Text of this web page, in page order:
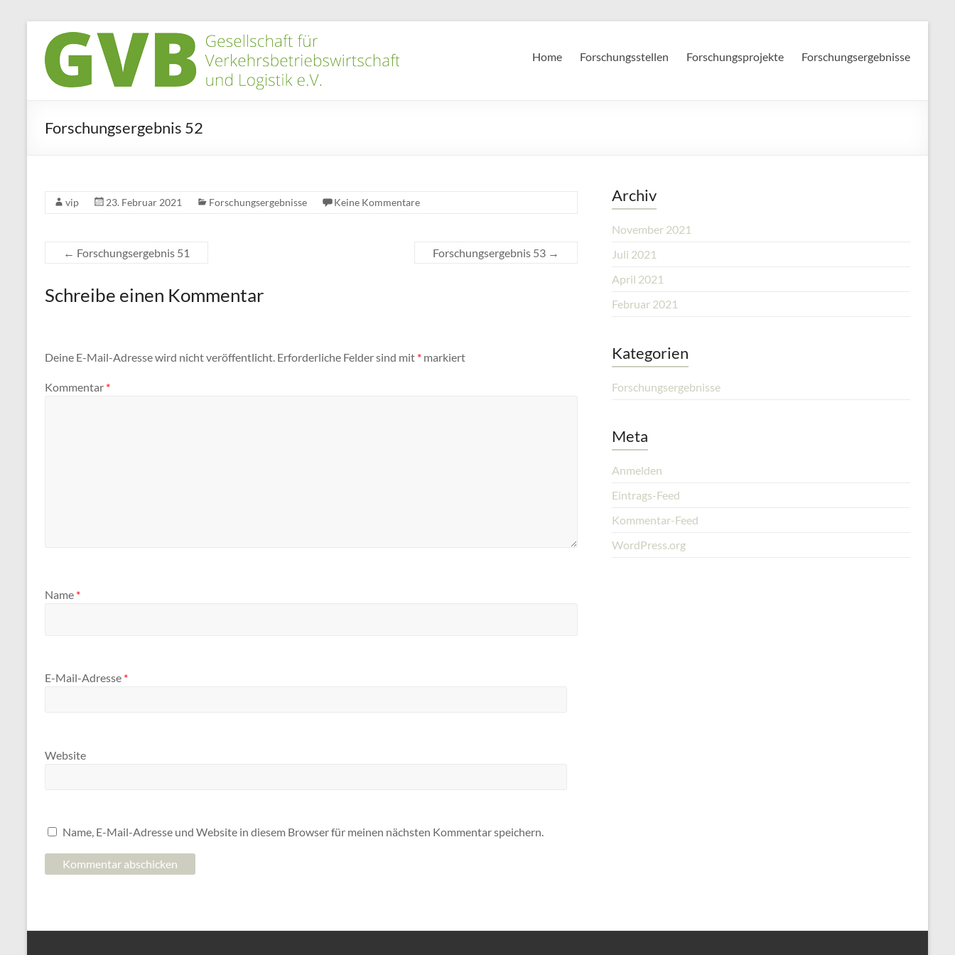
Inhalt
springen
GVB
e.V.
für
innovative
Home Forschungsstellen Forschungsprojekte Forschungsergebnisse
Forschungsergebnis 52
vip 23. Februar 2021 Forschungsergebnisse Keine Kommentare
← Forschungsergebnis 51 Forschungsergebnis 53 →
Schreibe einen Kommentar
Deine E-Mail-Adresse wird nicht veröffentlicht. Erforderliche Felder sind mit * markiert
Kommentar *
Name *
E-Mail-Adresse *
Website
Name, E-Mail-Adresse und Website in diesem Browser für meinen nächsten Kommentar speichern.
Archiv
November 2021
Juli 2021
April 2021
Februar 2021
Kategorien
Forschungsergebnisse
Meta
Anmelden
Eintrags-Feed
Kommentar-Feed
WordPress.org